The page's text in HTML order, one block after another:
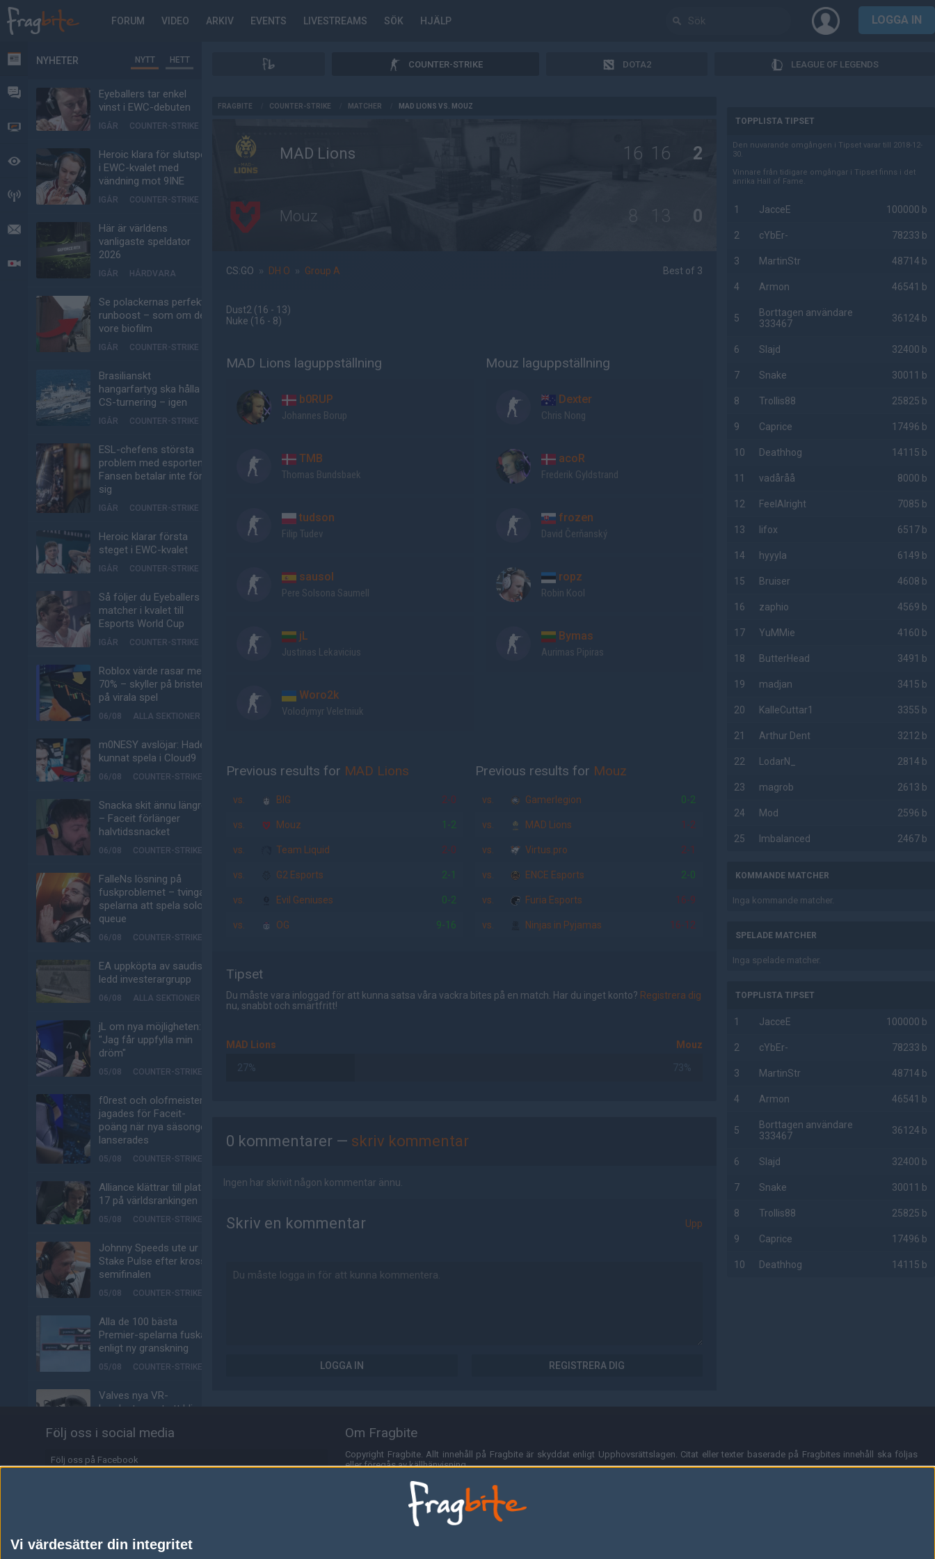
Vi värdesätter din integritet
FORUM VIDEO ARKIV EVENTS LIVESTREAMS SÖK HJÄLP LOGGA IN
NYHETER
FORUM
VIDEO
BEVAKAT
HÄNDELSER
LIVESÄNDNINGAR
NYHETER NYTT HETT
Eyeballers tar enkel
vinst i EWC-debuten
IGÅR COUNTER-STRIKE
Heroic klara för slutspel
i EWC-kvalet med
vändning mot 9INE
IGÅR COUNTER-STRIKE
Här är världens
vanligaste speldator
2026
IGÅR HÅRDVARA
Se polackernas perfekta
runboost – som om det
vore biofilm
IGÅR COUNTER-STRIKE
Brasilianskt
hangarfartyg ska hålla
CS-turnering – igen
IGÅR COUNTER-STRIKE
ESL-chefens största
problem med esporten:
Fansen betalar inte för
sig
IGÅR COUNTER-STRIKE
Heroic klarar första
steget i EWC-kvalet
IGÅR COUNTER-STRIKE
Så följer du Eyeballers
matcher i kvalet till
Esports World Cup
IGÅR COUNTER-STRIKE
Roblox värde rasar med
70% – skyller på bristen
på virala spel
06/08 ALLA SEKTIONER
m0NESY avslöjar: Hade
kunnat spela i Cloud9
06/08 COUNTER-STRIKE
Snacka skit ännu längre
– Faceit förlänger
halvtidssnacket
06/08 COUNTER-STRIKE
FalleNs lösning på
fuskproblemet – tvinga
spelarna att spela solo-
queue
06/08 COUNTER-STRIKE
EA uppköpta av saudisk-
ledd investerargrupp
06/08 ALLA SEKTIONER
jL om nya möjligheten:
"Jag får uppfylla min
dröm"
05/08 COUNTER-STRIKE
f0rest och olofmeister
jagades för Faceit-
poäng när nya säsongen
lanserades
05/08 COUNTER-STRIKE
Alliance klättrar till plats
17 på världsrankingen
05/08 COUNTER-STRIKE
Johnny Speeds ute ur
Stake Pulse efter kross i
semifinalen
05/08 COUNTER-STRIKE
Alla de 100 bästa
Premier-spelarna fuskar
enligt ny granskning
05/08 COUNTER-STRIKE
Valves nya VR-
headset ser ut att bli
Tonåring släppte
Media: jL klar för Vitality
– hoppar in för nyblivna
COUNTER-STRIKE DOTA2 LEAGUE OF LEGENDS
FRAGBITE COUNTER-STRIKE MATCHER MAD LIONS VS. MOUZ
MAD Lions 16 16 2
Mouz 8 13 0
CS:GO » DH O » Group A Best of 3
Dust2 (16 - 13)
Nuke (16 - 8)
MAD Lions laguppställning
b0RUP
Johannes Borup
TMB
Thomas Bundsbaek
tudson
Filip Tudev
sausol
Pere Solsona Saumell
jL
Justinas Lekavicius
Woro2k
Volodymyr Veletniuk
Mouz laguppställning
Dexter
Chris Nong
acoR
Frederik Gyldstrand
frozen
David Čerňanský
ropz
Robin Kool
Bymas
Aurimas Pipiras
Previous results for MAD Lions
vs. BIG 2-0
vs. Mouz 1-2
vs. Team Liquid 2-0
vs. G2 Esports 2-1
vs. Evil Geniuses 0-2
vs. OG 9-16
Previous results for Mouz
vs. Gamerlegion 0-2
vs. MAD Lions 1-2
vs. Virtus.pro 2-1
vs. ENCE Esports 2-0
vs. Furia Esports 16-9
vs. Ninjas in Pyjamas 16-12
Tipset
Du måste vara inloggad för att kunna satsa våra vackra bites på en match. Har du inget konto? Registrera dig
nu, snabbt och smärtfritt!
MAD Lions Mouz
27% 73%
0 kommentarer — skriv kommentar
Ingen har skrivit någon kommentar ännu.
Skriv en kommentar Upp
LOGGA IN REGISTRERA DIG
TOPPLISTA TIPSET
Den nuvarande omgången i Tipset varar till 2018-12-
30.
Vinnare från tidigare omgångar i Tipset finns i det
anrika Hall of Fame.
1 JacceE 100000 b
2 cYbEr- 78233 b
3 MartinStr 48714 b
4 Armon 46541 b
5
Borttagen användare
333467
36124 b
6 Slajd 32400 b
7 Snake 30011 b
8 Trollis88 25825 b
9 Caprice 17496 b
10 Deathhog 14115 b
11 vadåråå 8000 b
12 FeelAlright 7085 b
13 lifox 6517 b
14 hyyyla 6149 b
15 Bruiser 4608 b
16 zaphio 4569 b
17 YuMMie 4160 b
18 ButterHead 3491 b
19 madjan 3415 b
20 KalleCuttar1 3355 b
21 Arthur Dent 3212 b
22 LodarN_ 2814 b
23 magrob 2613 b
24 Mod 2596 b
25 Imbalanced 2467 b
KOMMANDE MATCHER
Inga kommande matcher.
SPELADE MATCHER
Inga spelade matcher.
TOPPLISTA TIPSET
1 JacceE 100000 b
2 cYbEr- 78233 b
3 MartinStr 48714 b
4 Armon 46541 b
5
Borttagen användare
333467
36124 b
6 Slajd 32400 b
7 Snake 30011 b
8 Trollis88 25825 b
9 Caprice 17496 b
10 Deathhog 14115 b
Följ oss i social media
Följ oss på Facebook
Om Fragbite
Copyright Fragbite. Allt innehåll på Fragbite är skyddat enligt Upphovsrättslagen. Citat eller texter baserade på Fragbites innehåll ska följas
eller föregås av källhänvisning.
Alla åsikter uttryckta på Fragbite representerar varje enskild skribent och överensstämmer inte nödvändigtvis med Fragbites åsikter.
Programmering och design av Fredric Bohlin. För frågor rörande sajten kan du skicka iväg ett email till